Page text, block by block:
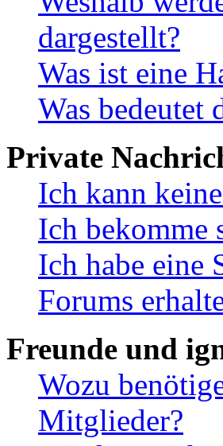
dargestellt?
Was ist eine
Was bedeutet
Private
Ich kann
Ich bekomme
Ich habe eine
Forums
Freunde und
Wozu
Mitglieder?